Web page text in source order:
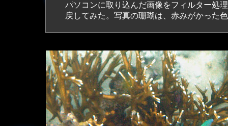
パソコンに取り込んだ画像をフィルター処
戻してみた。写真の珊瑚は、赤みがかった